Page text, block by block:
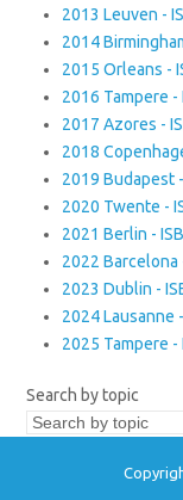
2013 Leuven -
2014
2015 Orleans -
2016 Tampere
2017 Azores -
2018
2019 Budapest
2020 Twente -
2021 Berlin -
2022
2023 Dublin -
2024 Lausanne
2025 Tampere
Search by topic